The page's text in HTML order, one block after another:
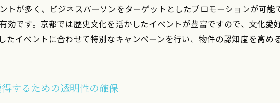
需要が高まるイベント期を狙った売却
地域祭りや行事に合わせたプロモーション
賃貸市場の動向を踏まえた売却時期の選定
写真や動画を駆使した視覚的アピール
トが多く、ビジネスパーソンをターゲットとしたプロモーションが可
効です。京都では歴史文化を活かしたイベントが豊富ですので、文化
たイベントに合わせて特別なキャンペーンを行い、物件の認知度を高
するための透明性の確保